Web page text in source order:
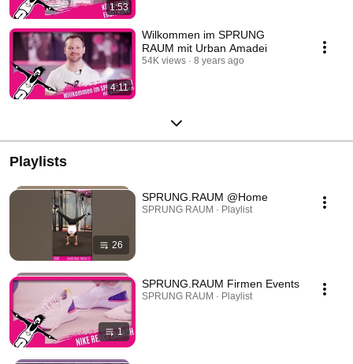
1:53
4:11
Wilkommen im SPRUNG
RAUM mit Urban Amadei
54K views 8 years ago
Playlists
26
SPRUNG.RAUM @Home
SPRUNG RAUM · Playlist
1
SPRUNG.RAUM Firmen Events
SPRUNG RAUM · Playlist